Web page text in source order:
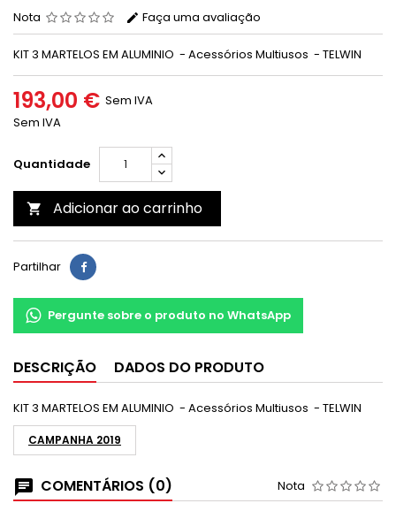
Nota Faça uma avaliação
KIT 3 MARTELOS EM ALUMINIO - Acessórios Multiusos - TELWIN
193,00 € Sem IVA
Sem IVA
Quantidade
 Adicionar ao carrinho
Partilhar
Pergunte sobre o produto no WhatsApp
DESCRIÇÃO DADOS DO PRODUTO
KIT 3 MARTELOS EM ALUMINIO - Acessórios Multiusos - TELWIN
CAMPANHA 2019
COMENTÁRIOS (0) Nota